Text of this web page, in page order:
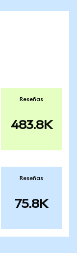
Reseñas
483.8K
Reseñas
75.8K